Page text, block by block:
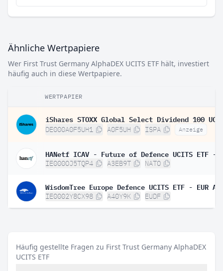
Ähnliche Wertpapiere
Wer First Trust Germany AlphaDEX UCITS ETF hält, investiert
häufig auch in diese Wertpapiere.
WERTPAPIER
DE000A0F5UH1 A0F5UH ISPA Anzeige
IE000OJ5TQP4 A3EB9T NATO
WisdomTree Europe Defence UCITS ETF - EUR
IE0002Y8CX98 A40Y9K EUDF
Häufig gestellte Fragen zu First Trust Germany AlphaDEX
UCITS ETF